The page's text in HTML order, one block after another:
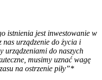
istnienia jest inwestowanie w
nas urządzenie do życia i
urządzeniami do naszych
musimy uznać wagę
na ostrzenie piły”*